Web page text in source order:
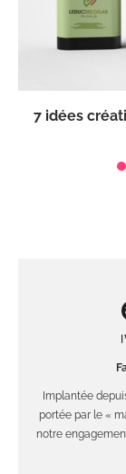
7 idées
Implantée
portée par le «
notre